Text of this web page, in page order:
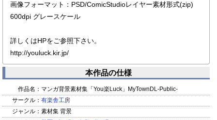
画像フォーマット：PSD/ComicStudioレイヤー素材形式(zip)
600dpi グレースケール
詳しくはHPをご参照下さい。
http://youluck.kir.jp/
本作品の仕様
作品名： マンガ背景素材集「You楽Luck」MyTownDL-Public-
サークル： 有楽舎工房
ジャンル： 素材集 背景